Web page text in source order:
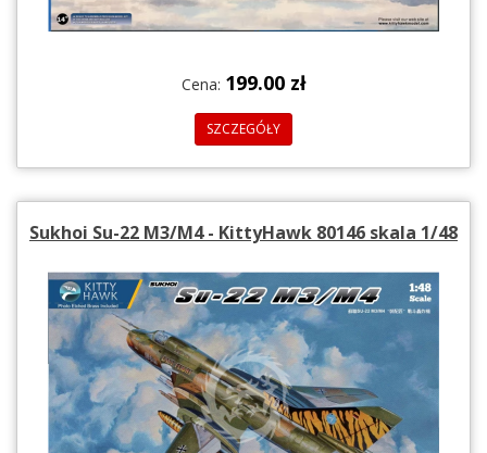
Cena: 199.00 zł
SZCZEGÓŁY
Sukhoi Su-22 M3/M4 - KittyHawk 80146 skala 1/48